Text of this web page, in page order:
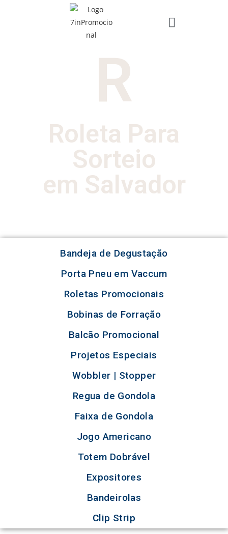
R
Roleta Para
Sorteio
em Salvador
Bandeja de Degustação
Porta Pneu em Vaccum
Roletas Promocionais
Bobinas de Forração
Balcão Promocional
Projetos Especiais
Wobbler | Stopper
Regua de Gondola
Faixa de Gondola
Jogo Americano
Totem Dobrável
Expositores
Bandeirolas
Clip Strip